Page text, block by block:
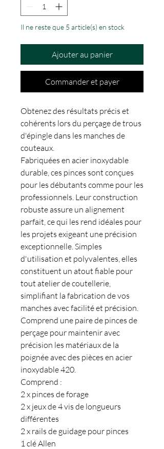
Il ne reste que 5 article(s) en stock
Ajouter au panier
Commander et payer
Obtenez des résultats précis et
cohérents lors du perçage de trous
d'épingle dans les manches de
couteaux.
Fabriquées en acier inoxydable
durable, ces pinces sont conçues
pour les débutants comme pour les
professionnels. Leur construction
robuste assure un alignement
parfait, ce qui les rend idéales pour
les projets exigeant une précision
exceptionnelle. Simples
d'utilisation et polyvalentes, elles
constituent un atout fiable pour
tout atelier de coutellerie,
simplifiant la fabrication de vos
manches avec facilité et précision.
Comprend une paire de pinces de
perçage pour maintenir avec
précision les matériaux de la
poignée avec des pièces en acier
inoxydable 420.
Comprend :
2 x pinces de forage
2 x jeux de 4 vis de longueurs
différentes
2 x rails de guidage pour pinces
1 clé Allen